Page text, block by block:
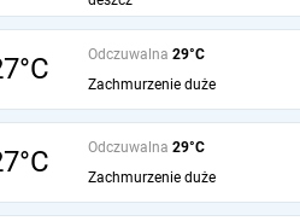
Odczuwalna 29°C
Zachmurzenie duże
Odczuwalna 29°C
Zachmurzenie duże